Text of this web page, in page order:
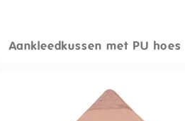
Aankleedkussen met PU hoes